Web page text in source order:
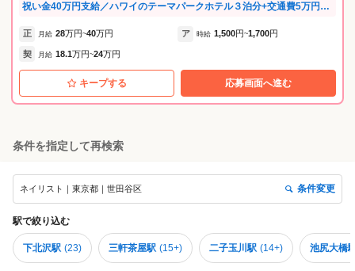
祝い金40万円支給／ハワイのテーマパークホテル３泊分+交通費5万円支
ど、福利厚生が充実♪ .。*゜+.*.。 ABCネイルのビジョン ゜+..。*゜+ 当
社は『お客様満足のための社員満足』を信条に規模を拡大してきまし
でABCネイルを運営していきます。 お客様への最高のサービスは、スタ
ッフの“やりがい”と“笑顔”から生まれると考え、働く環境づくりに力を
入れています。 私たちの強みは「教育」「働き方」「待遇」のすべてに
JNA/JNEC検定合格に向けた質の高い指導が受けられる環境で、基礎か
資格取得費用は会社が補助（福利厚生の一環） ◆研修期間は1.5〜2カ月
（週5日目安）で、未経験の方も安心デビュー 約8割のスタッフが未経験
からスタートし、一人前のネイリストとして活躍中です♪ 【多様な働き
方「ABC WORK STYLE」】 ライフスタイルに合わせて柔軟に働ける新
制度を導入！利用スタッフも増えています♪ ◆月17〜21日勤務から選択
OK ◆半年毎に出勤日数を変える事も出来ます！ （事例紹介） ・月17日
出勤にしてスクールに通う ・実家暮らしなので月20日出勤にしてプライ
正 月給 28万円~40万円 ア 時給 1,500円~1,700円
契 月給 18.1万円~24万円
キープする 応募画面へ進む
条件を指定して再検索
ネイリスト｜東京都｜世田谷区 条件変更
駅で絞り込む
下北沢駅 (23) 三軒茶屋駅 (15+) 二子玉川駅 (14+) 池尻大橋